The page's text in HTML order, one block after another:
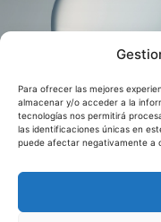
Para ofrecer las mejores
almacenar y/o acceder a la
tecnologías nos permitirá
las identificaciones únicas en
puede afectar negativamente a
Todos